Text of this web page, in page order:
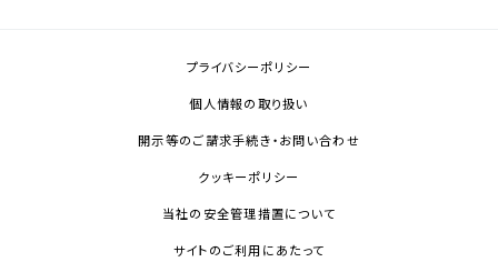
プライバシーポリシー
個人情報の取り扱い
開示等のご請求手続き・お問い合わせ
クッキーポリシー
当社の安全管理措置について
サイトのご利用にあたって